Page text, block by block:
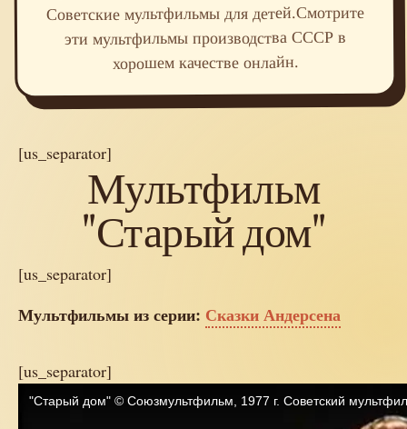
Советские мультфильмы для детей.Смотрите
эти мультфильмы производства СССР в
хорошем качестве онлайн.
[us_separator]
Мультфильм
"Старый дом"
[us_separator]
Мультфильмы из серии: Сказки Андерсена
[us_separator]